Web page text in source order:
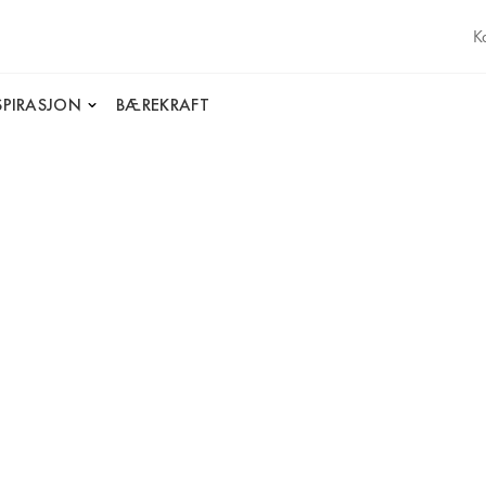
BÆREKRAFT